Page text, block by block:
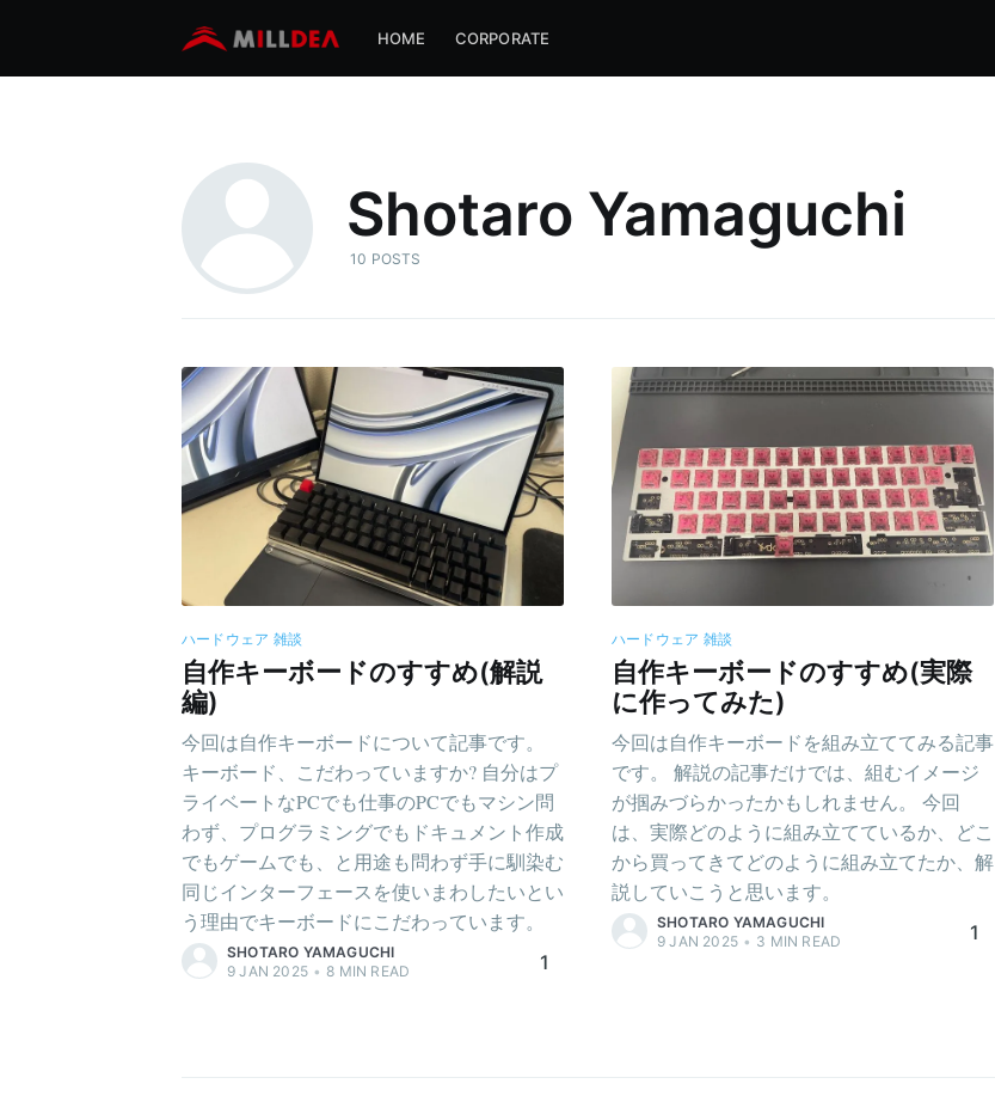
HOME CORPORATE
Shotaro Yamaguchi
10 POSTS
ハードウェア 雑談
自作キーボードのすすめ(解説
編)
今回は自作キーボードについて記事です。
キーボード、こだわっていますか? 自分はプ
ライベートなPCでも仕事のPCでもマシン問
わず、プログラミングでもドキュメント作成
でもゲームでも、と用途も問わず手に馴染む
同じインターフェースを使いまわしたいとい
う理由でキーボードにこだわっています。
SHOTARO YAMAGUCHI
9 JAN 2025 • 8 MIN READ 1
ハードウェア 雑談
自作キーボードのすすめ(実際
に作ってみた)
今回は自作キーボードを組み立ててみる記事
です。 解説の記事だけでは、組むイメージ
が掴みづらかったかもしれません。 今回
は、実際どのように組み立てているか、どこ
から買ってきてどのように組み立てたか、解
説していこうと思います。
SHOTARO YAMAGUCHI
9 JAN 2025 • 3 MIN READ 1